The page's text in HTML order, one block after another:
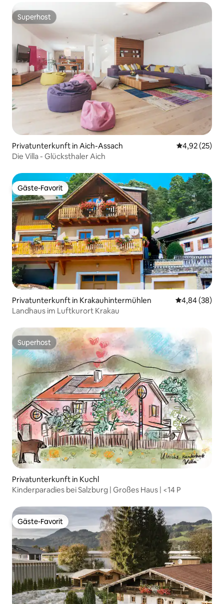
Superhost
Superhost
Privatunterkunft in Aich-Assach
4,92 (25)
Die Villa - Glücksthaler Aich
Gäste-Favorit
Gäste-Favorit
Privatunterkunft in Krakauhintermühlen
4,84 (38)
Landhaus im Luftkurort Krakau
Superhost
Superhost
Privatunterkunft in Kuchl
Kinderparadies bei Salzburg | Großes Haus | <14 P
Gäste-Favorit
Gäste-Favorit